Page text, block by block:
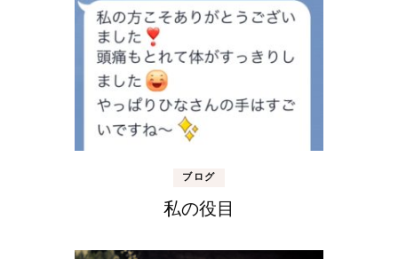
ブログ
私の役目